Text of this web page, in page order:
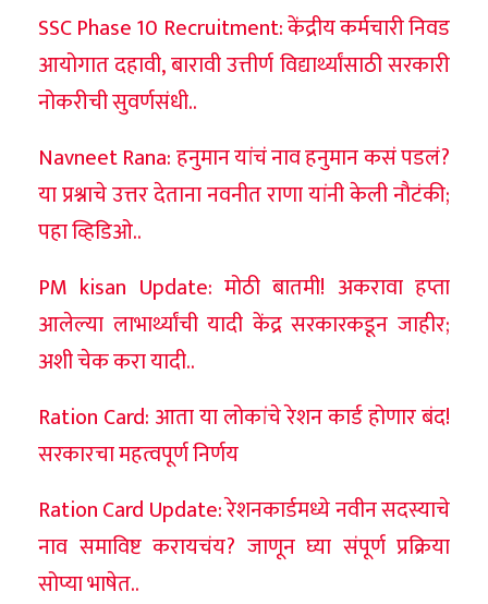
SSC Phase 10 Recruitment: केंद्रीय कर्मचारी निवड
आयोगात दहावी, बारावी उत्तीर्ण विद्यार्थ्यांसाठी सरकारी
नोकरीची सुवर्णसंधी..
Navneet Rana: हनुमान यांचं नाव हनुमान कसं पडलं?
या प्रश्नाचे उत्तर देताना नवनीत राणा यांनी केली नौटंकी;
पहा व्हिडिओ..
PM kisan Update: मोठी बातमी! अकरावा हप्ता
आलेल्या लाभार्थ्यांची यादी केंद्र सरकारकडून जाहीर;
अशी चेक करा यादी..
Ration Card: आता या लोकांचे रेशन कार्ड होणार बंद!
सरकारचा महत्वपूर्ण निर्णय
Ration Card Update: रेशनकार्डमध्ये नवीन सदस्याचे
नाव समाविष्ट करायचंय? जाणून घ्या संपूर्ण प्रक्रिया
सोप्या भाषेत..